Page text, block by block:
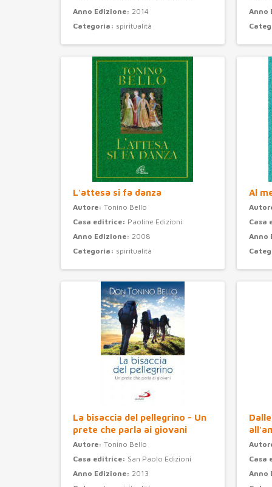
Anno Edizione: 2014
Categoria: spiritualità
Anno
L'attesa si fa danza
Autore: Tonino Bello
Casa editrice: Paoline Edizioni
Anno Edizione: 2008
Categoria: spiritualità
Al
Casa
Anno
La bisaccia del pellegrino - Un
prete che parla ai giovani
Autore: Tonino Bello
Casa editrice: San Paolo Edizioni
Anno Edizione: 2013
Casa
Anno